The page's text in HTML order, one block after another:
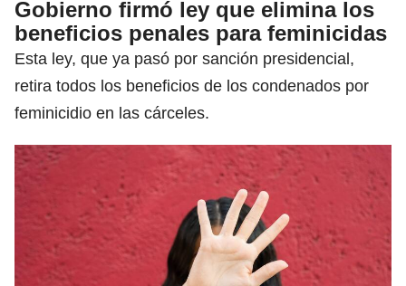
Gobierno firmó ley que elimina los
beneficios penales para feminicidas
Esta ley, que ya pasó por sanción presidencial,
retira todos los beneficios de los condenados por
feminicidio en las cárceles.